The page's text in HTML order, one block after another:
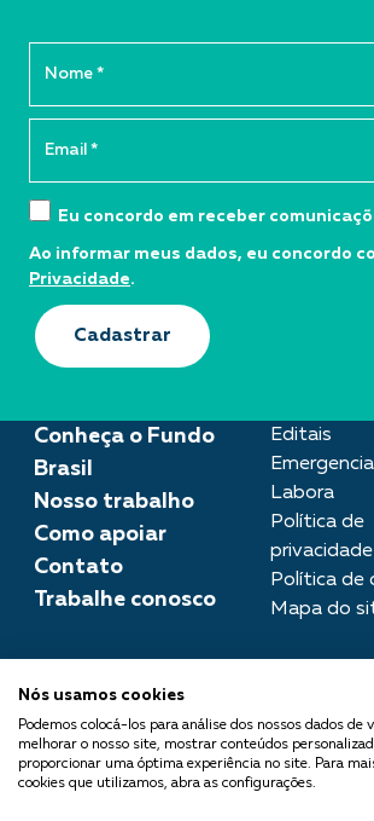
Conheça o Fundo
Brasil
Nosso trabalho
Como apoiar
Contato
Trabalhe conosco
Editais
Labora
Política de
privacidade
Política de
Mapa do
imprensa@fundobrasil.org.br
O Fundo Brasil integra a Rede
Comuá - Filantropia que
Eu concordo em receber
Ao informar meus dados, eu concordo
Privacidade.
Cadastrar
Nós usamos cookies
Podemos colocá-los para análise dos nossos dados de
melhorar o nosso site, mostrar conteúdos
proporcionar uma óptima experiência no site. Para
cookies que utilizamos, abra as configurações.